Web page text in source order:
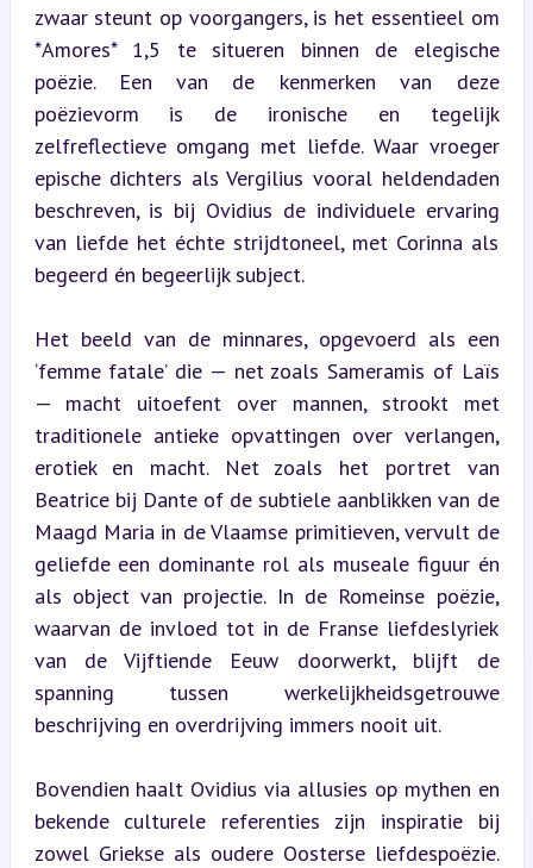
zwaar steunt op voorgangers, is het essentieel om
*Amores* 1,5 te situeren binnen de elegische
poëzie. Een van de kenmerken van deze
poëzievorm is de ironische en tegelijk
zelfreflectieve omgang met liefde. Waar vroeger
epische dichters als Vergilius vooral heldendaden
beschreven, is bij Ovidius de individuele ervaring
van liefde het échte strijdtoneel, met Corinna als
begeerd én begeerlijk subject.
Het beeld van de minnares, opgevoerd als een
‘femme fatale’ die — net zoals Sameramis of Laïs
— macht uitoefent over mannen, strookt met
traditionele antieke opvattingen over verlangen,
erotiek en macht. Net zoals het portret van
Beatrice bij Dante of de subtiele aanblikken van de
Maagd Maria in de Vlaamse primitieven, vervult de
geliefde een dominante rol als museale figuur én
als object van projectie. In de Romeinse poëzie,
waarvan de invloed tot in de Franse liefdeslyriek
van de Vijftiende Eeuw doorwerkt, blijft de
spanning tussen werkelijkheidsgetrouwe
beschrijving en overdrijving immers nooit uit.
Bovendien haalt Ovidius via allusies op mythen en
bekende culturele referenties zijn inspiratie bij
zowel Griekse als oudere Oosterse liefdespoëzie.